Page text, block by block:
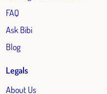
FAQ
Ask Bibi
Blog
Legals
About Us